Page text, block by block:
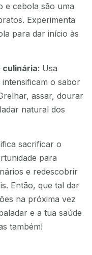
e cebola são uma
Experimenta
para dar início às
culinária: Usa
o sabor
assar, dourar
natural dos
sacrificar o
para
e redescobrir
Então, que tal dar
na próxima vez
e a tua saúde
também!